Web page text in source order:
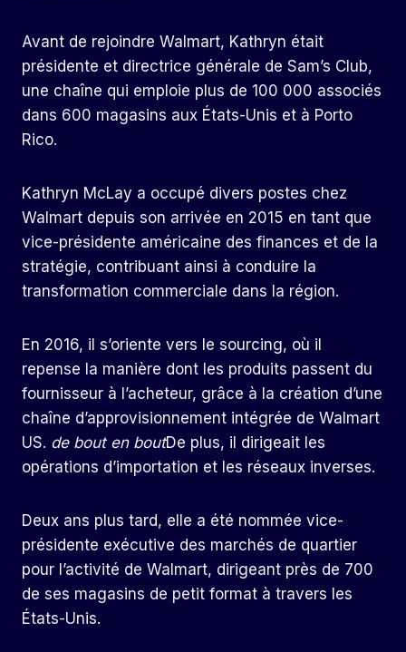
Avant de rejoindre Walmart, Kathryn était
présidente et directrice générale de Sam’s Club,
une chaîne qui emploie plus de 100 000 associés
dans 600 magasins aux États-Unis et à Porto
Rico.
Kathryn McLay a occupé divers postes chez
Walmart depuis son arrivée en 2015 en tant que
vice-présidente américaine des finances et de la
stratégie, contribuant ainsi à conduire la
transformation commerciale dans la région.
En 2016, il s’oriente vers le sourcing, où il
repense la manière dont les produits passent du
fournisseur à l’acheteur, grâce à la création d’une
chaîne d’approvisionnement intégrée de Walmart
US. de bout en boutDe plus, il dirigeait les
opérations d’importation et les réseaux inverses.
Deux ans plus tard, elle a été nommée vice-
présidente exécutive des marchés de quartier
pour l’activité de Walmart, dirigeant près de 700
de ses magasins de petit format à travers les
États-Unis.